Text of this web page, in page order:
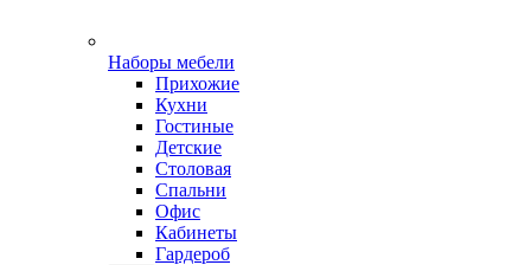
Наборы мебели
Прихожие
Кухни
Гостиные
Детские
Столовая
Спальни
Офис
Кабинеты
Гардероб